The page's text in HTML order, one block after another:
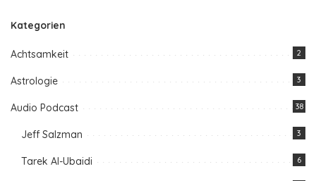
Kategorien
Achtsamkeit 2
Astrologie 3
Audio Podcast 38
Jeff Salzman 3
Tarek Al-Ubaidi 6